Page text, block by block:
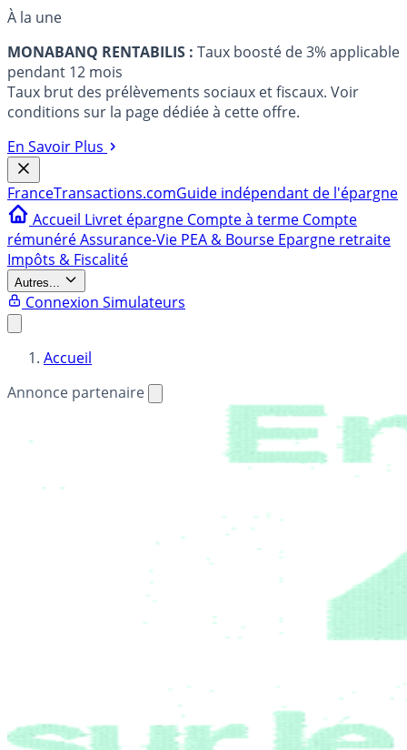
À la une
MONABANQ RENTABILIS : Taux boosté de 3% applicable
pendant 12 mois
Taux brut des prélèvements sociaux et fiscaux. Voir
conditions sur la page dédiée à cette offre.
En Savoir Plus
FranceTransactions.comGuide indépendant de l'épargne
Accueil Livret épargne Compte à terme Compte
rémunéréAssurance-Vie PEA & Bourse Epargne retraite
Impôts & Fiscalité
Autres...
Connexion Simulateurs
Accueil
Annonce partenaire